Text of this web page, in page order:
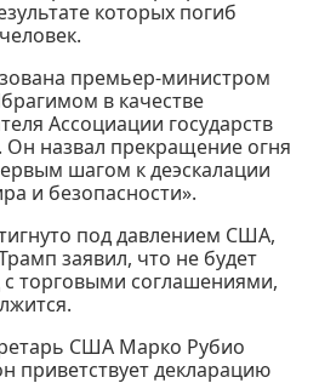
которых погиб
премьер-министром
в качестве
Ассоциации государств
назвал прекращение огня
шагом к деэскалации
и безопасности».
под давлением США,
заявил, что не будет
с торговыми соглашениями,
США Марко Рубио
приветствует декларацию